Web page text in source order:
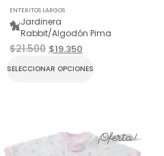
ENTERITOS LARGOS
Jardinera
Rabbit/Algodón Pima
$21.500 $19.350
SELECCIONAR OPCIONES
¡Oferta!